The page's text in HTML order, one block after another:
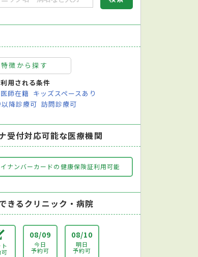
グ インプラント治療
特徴から探す
用される条件
師在籍 キッズスペースあり
降診療可 訪問診療可
受付対応可能な医療機関
ナンバーカードの健康保険証利用可能
きるクリニック・病院
08/09
今日
予約可
08/10
明日
予約可